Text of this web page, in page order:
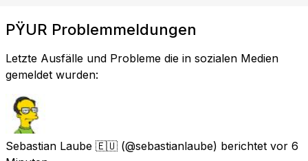
PŸUR Problemmeldungen
Letzte Ausfälle und Probleme die in sozialen Medien
gemeldet wurden:
Sebastian Laube 🇪🇺 (@sebastianlaube) berichtet vor 6